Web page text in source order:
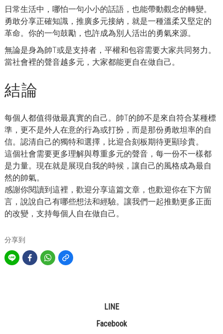
日常生活中，哪怕一句小小的話語，也能帶動觀念的轉變。
勇敢分享正確知識，推廣多元接納，就是一種溫柔又堅定的
革命。你的一句鼓勵，也許成為別人活出的勇氣來源。
無論是身為帥T或是支持者，平權和包容需要大家共同努力。
當社會裡的聲音越多元，大家都能更自在做自己。
結論
每個人都值得做最真實的自己。帥T的帥不是來自符合某種標
準，更不是外人在意的行為或打扮，而是那份勇敢坦率的自
信。認清自己的獨特和選擇，比迎合刻板期待更顯珍貴。
這個社會需要更多理解與尊重多元的聲音，每一份不一樣都
是力量。現在就是展現自我的時候，讓自己的風格成為最自
然的帥氣。
感謝你閱讀到這裡，歡迎分享這篇文章，也歡迎你在下方留
言，說說自己有哪些想法和經驗。讓我們一起推動更多正面
的改變，支持每個人自在做自己。
分享到
LINE
Facebook